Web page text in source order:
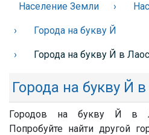
Население Земли
Города на букву Й
Города на букву Й в
Города на букву Й
Городов на букву Й в
Попробуйте найти другой